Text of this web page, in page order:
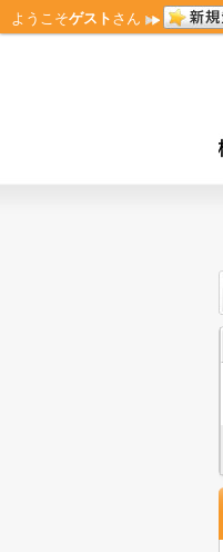
ようこそゲスト さん